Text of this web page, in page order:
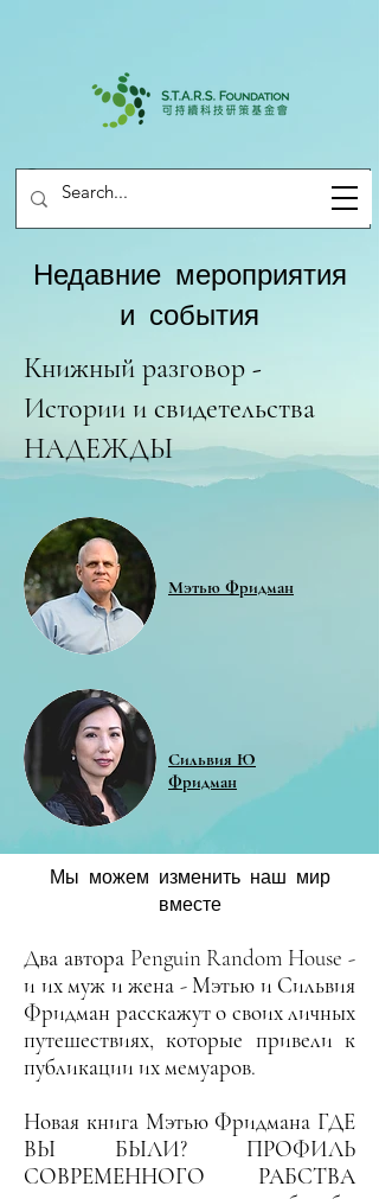
Недавние мероприятия
и события
Книжный разговор -
Истории и свидетельства
НАДЕЖДЫ
Мэтью Фридман
Сильвия Ю
Фридман
Мы можем изменить наш мир
вместе
Два автора Penguin Random House -
и их муж и жена - Мэтью и Сильвия
Фридман расскажут о своих личных
путешествиях, которые привели к
публикации их мемуаров.
Новая книга Мэтью Фридмана ГДЕ
ВЫ БЫЛИ? ПРОФИЛЬ
СОВРЕМЕННОГО РАБСТВА